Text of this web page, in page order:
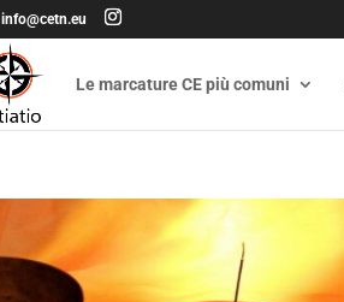
info@cetn.eu
Le marcature CE più comuni